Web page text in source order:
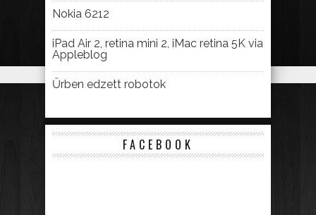
Nokia 6212
iPad Air 2, retina mini 2, iMac retina 5K via
Appleblog
Űrben edzett robotok
FACEBOOK